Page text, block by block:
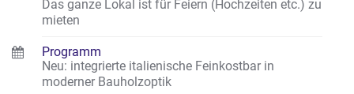
Das ganze Lokal ist für Feiern (Hochzeiten etc.) zu
mieten
Programm
Neu: integrierte italienische Feinkostbar in
moderner Bauholzoptik